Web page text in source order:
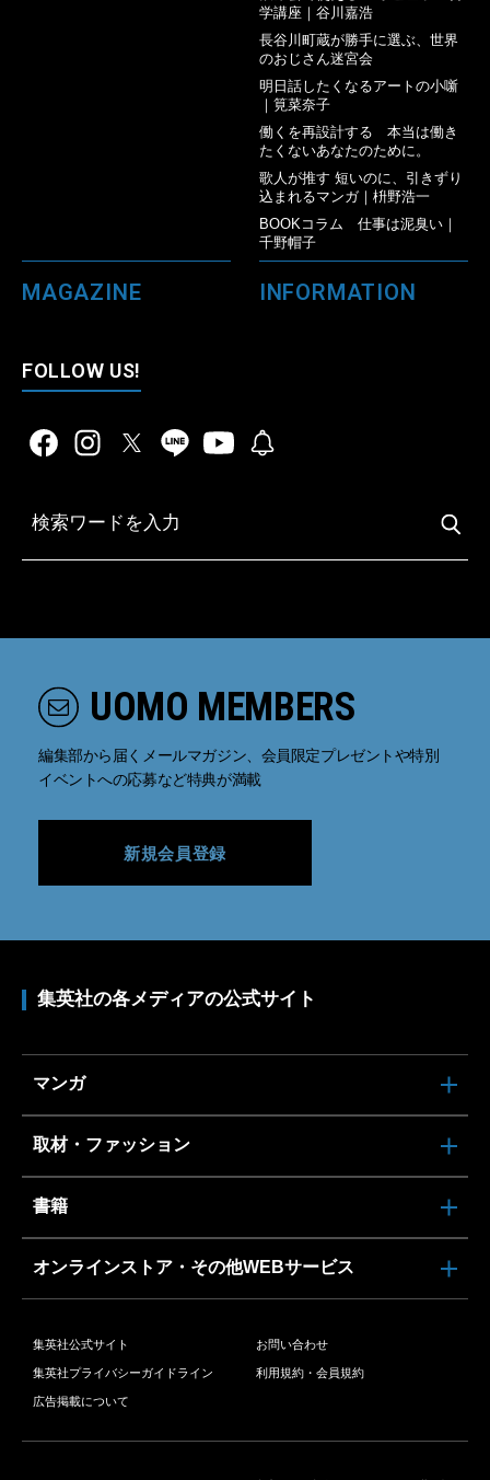
学講座｜谷川嘉浩
長谷川町蔵が勝手に選ぶ、世界
のおじさん迷宮会
明日話したくなるアートの小噺
｜筧菜奈子
働くを再設計する 本当は働き
たくないあなたのために。
歌人が推す 短いのに、引きずり
込まれるマンガ｜枡野浩一
BOOKコラム 仕事は泥臭い｜
千野帽子
MAGAZINE INFORMATION
FOLLOW US!
UOMO MEMBERS
編集部から届くメールマガジン、会員限定プレゼントや特別
イベントへの応募など特典が満載
新規会員登録
集英社の各メディアの公式サイト
マンガ
取材・ファッション
書籍
オンラインストア・その他WEBサービス
集英社公式サイト お問い合わせ
集英社プライバシーガイドライン 利用規約・会員規約
広告掲載について